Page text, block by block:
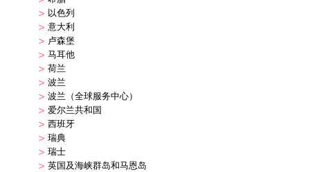
> 以色列
> 意大利
> 卢森堡
> 马耳他
> 荷兰
> 波兰
> 波兰（全球服务中心）
> 爱尔兰共和国
> 西班牙
> 瑞典
> 瑞士
> 英国及海峡群岛和马恩岛